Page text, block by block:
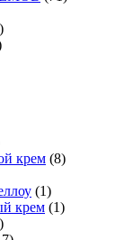
крем (8)
(1)
крем (1)